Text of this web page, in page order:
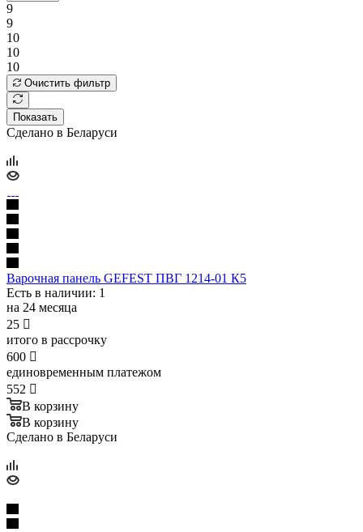
9
9
10
10
10
Очистить фильтр
Показать
Сделано в Беларуси
Варочная панель GEFEST ПВГ 1214-01 К5
Есть в наличии: 1
на 24 месяца
25 
итого в рассрочку
600 
единовременным платежом
552 
В корзину
В корзину
Сделано в Беларуси